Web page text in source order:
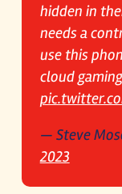
hidden in
needs a
use this
cloud
— Steve
2023